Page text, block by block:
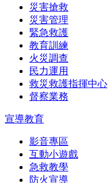
災害搶救
災害管理
緊急救護
教育訓練
火災調查
民力運用
救災救護指揮中心
督察業務
宣導教育
影音專區
互動小遊戲
急救教學
防火宣導